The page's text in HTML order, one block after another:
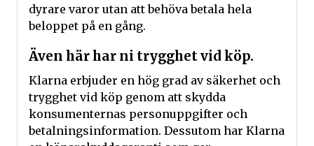
dyrare varor utan att behöva betala hela
beloppet på en gång.
Även här har ni trygghet vid köp.
Klarna erbjuder en hög grad av säkerhet och
trygghet vid köp genom att skydda
konsumenternas personuppgifter och
betalningsinformation. Dessutom har Klarna